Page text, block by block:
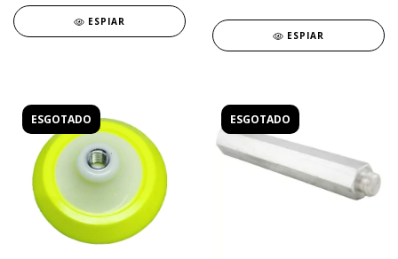
ESPIAR
ESPIAR
ESGOTADO ESGOTADO